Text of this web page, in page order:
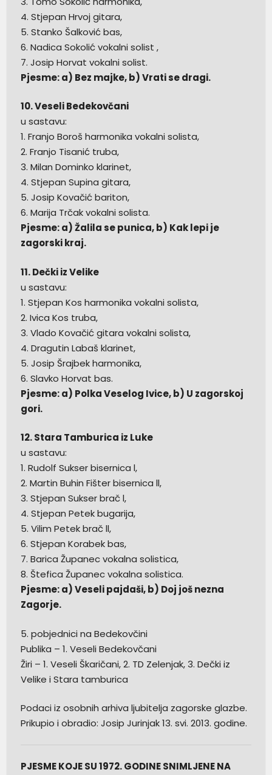
4. Stjepan Hrvoj gitara,
5. Stanko Šalković bas,
6. Nadica Sokolić vokalni solist ,
7. Josip Horvat vokalni solist.
Pjesme: a) Bez majke, b) Vrati se dragi.
10. Veseli Bedekovčani
u sastavu:
1. Franjo Boroš harmonika vokalni solista,
2. Franjo Tisanić truba,
3. Milan Dominko klarinet,
4. Stjepan Supina gitara,
5. Josip Kovačić bariton,
6. Marija Trčak vokalni solista.
Pjesme: a) Žalila se punica, b) Kak lepi je
zagorski kraj.
11. Dečki iz Velike
u sastavu:
1. Stjepan Kos harmonika vokalni solista,
2. Ivica Kos truba,
3. Vlado Kovačić gitara vokalni solista,
4. Dragutin Labaš klarinet,
5. Josip Šrajbek harmonika,
6. Slavko Horvat bas.
Pjesme: a) Polka Veselog Ivice, b) U zagorskoj
gori.
12. Stara Tamburica iz Luke
u sastavu:
1. Rudolf Sukser bisernica l,
2. Martin Buhin Fišter bisernica ll,
3. Stjepan Sukser brač l,
4. Stjepan Petek bugarija,
5. Vilim Petek brač ll,
6. Stjepan Korabek bas,
7. Barica Županec vokalna solistica,
8. Štefica Županec vokalna solistica.
Pjesme: a) Veseli pajdaši, b) Doj još nezna
Zagorje.
5. pobjednici na Bedekovčini
Publika – 1. Veseli Bedekovčani
Žiri – 1. Veseli Škaričani, 2. TD Zelenjak, 3. Dečki iz
Velike i Stara tamburica
Podaci iz osobnih arhiva ljubitelja zagorske glazbe.
Prikupio i obradio: Josip Jurinjak 13. svi. 2013. godine.
PJESME KOJE SU 1972. GODINE SNIMLJENE NA